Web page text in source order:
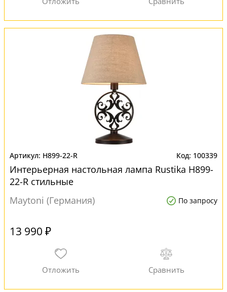
H899-22-R 100339
Интерьерная настольная лампа Rustika H899-
22-R стильные
Maytoni (Германия)
По запросу
13 990 ₽